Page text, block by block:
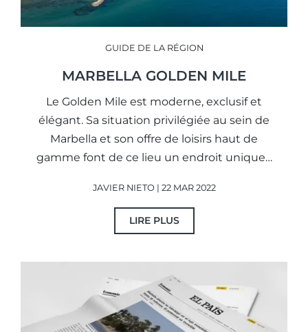
GUIDE DE LA RÉGION
MARBELLA GOLDEN MILE
Le Golden Mile est moderne, exclusif et
élégant. Sa situation privilégiée au sein de
Marbella et son offre de loisirs haut de
gamme font de ce lieu un endroit unique…
JAVIER NIETO | 22 MAR 2022
LIRE PLUS